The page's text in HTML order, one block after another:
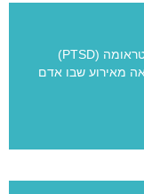
מה זה פוסט טראומה (PTSD) אבחנת פוסט טראומה (PTSD)
מאירוע שבו אדם